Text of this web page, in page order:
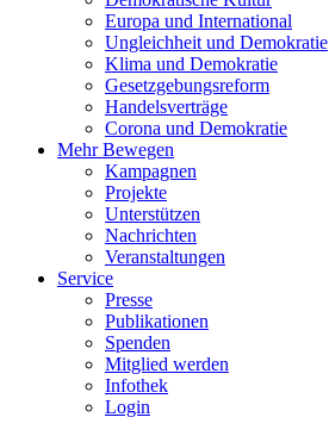
Europa und International
Ungleichheit und Demokratie
Klima und Demokratie
Gesetzgebungsreform
Handelsverträge
Corona und Demokratie
Mehr Bewegen
Kampagnen
Projekte
Unterstützen
Nachrichten
Veranstaltungen
Service
Presse
Publikationen
Spenden
Mitglied werden
Infothek
Login